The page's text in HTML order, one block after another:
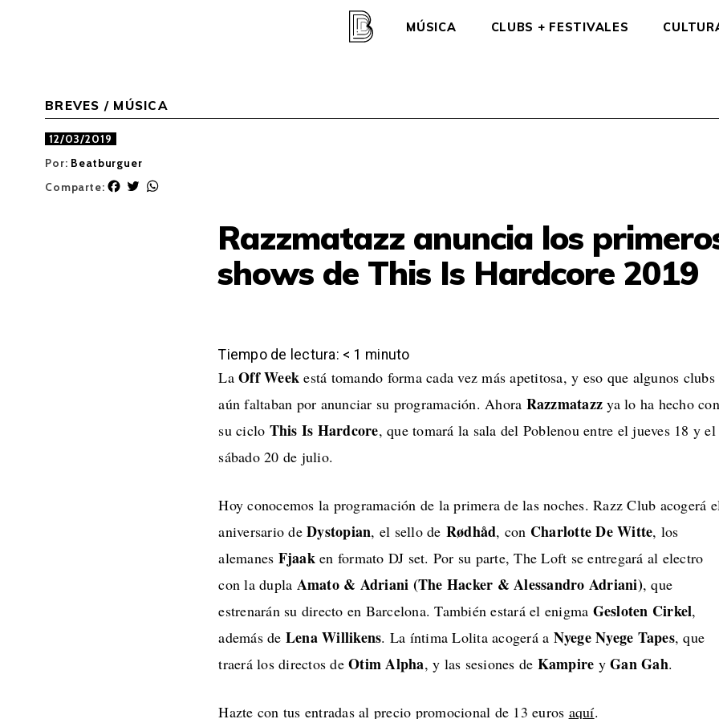
MÚSICA CLUBS + FESTIVALES
BREVES / MÚSICA
12/03/2019
Por: Beatburguer
Comparte:
F
T
Razzmatazz anuncia los
shows de This Is Hardcore 2019
Tiempo de lectura: < 1 minuto
LaOff Week está tomando forma cada vez más apetitosa, y eso que algunos clubs
aún faltaban por anunciar su programación. Ahora Razzmatazz ya lo ha hecho con
su ciclo This Is Hardcore, que tomará la sala del Poblenou entre el jueves 18 y el
sábado 20 de julio.
Hoy conocemos la programación de la primera de las noches. Razz Club acogerá
aniversario deDystopian, el sello de Rødhåd, con Charlotte De Witte, los
alemanes Fjaaken formato DJ set. Por su parte, The Loft se entregará al electro
con la dupla Amato & Adriani (The Hacker & Alessandro Adriani), que
estrenarán su directo en Barcelona. También estará el enigma Gesloten Cirkel,
además de Lena Willikens. La íntima Lolita acogerá a Nyege Nyege Tapes, que
traerá los directos deOtim Alpha, y las sesiones de Kampire yGan Gah.
Hazte con tus entradas al precio promocional de 13 euros aquí.